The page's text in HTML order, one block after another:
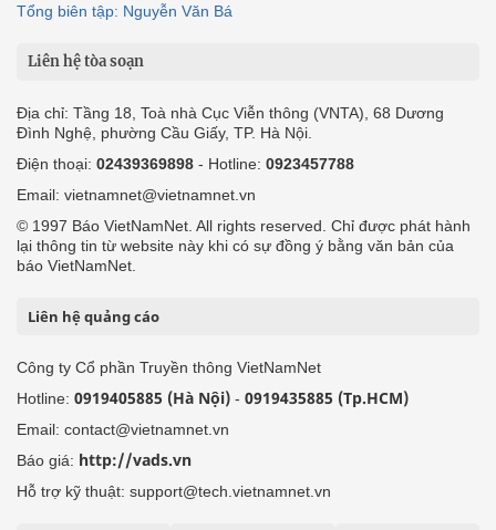
Tổng biên tập: Nguyễn Văn Bá
Liên hệ tòa soạn
Địa chỉ: Tầng 18, Toà nhà Cục Viễn thông (VNTA), 68 Dương
Đình Nghệ, phường Cầu Giấy, TP. Hà Nội.
Điện thoại: 02439369898 - Hotline: 0923457788
Email: vietnamnet@vietnamnet.vn
© 1997 Báo VietNamNet. All rights reserved. Chỉ được phát hành
lại thông tin từ website này khi có sự đồng ý bằng văn bản của
báo VietNamNet.
Liên hệ quảng cáo
Công ty Cổ phần Truyền thông VietNamNet
Hotline: 0919405885 (Hà Nội) - 0919435885 (Tp.HCM)
Email: contact@vietnamnet.vn
Báo giá: http://vads.vn
Hỗ trợ kỹ thuật: support@tech.vietnamnet.vn